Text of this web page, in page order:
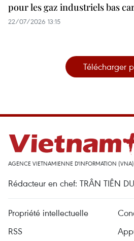
pour les gaz industriels bas
22/07/2026 13:15
Télécharger
AGENCE VIETNAMIENNE D'INFORMATION (VNA)
Rédacteur en chef: TRÂN TIÊN
Propriété intellectuelle
RSS